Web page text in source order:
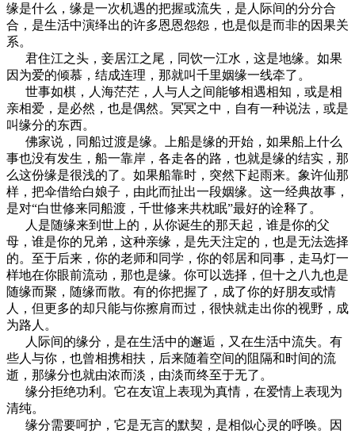
缘是什么，缘是一次机遇的把握或流失，是人际间的分分合
合，是生活中演绎出的许多恩恩怨怨，也是似是而非的因果关
系。
君住江之头，妾居江之尾，同饮一江水，这是地缘。如果
因为爱的倾慕，结成连理，那就叫千里姻缘一线牵了。
世事如棋，人海茫茫，人与人之间能够相遇相知，或是相
亲相爱，是必然，也是偶然。冥冥之中，自有一种说法，或是
叫缘分的东西。
佛家说，同船过渡是缘。上船是缘的开始，如果船上什么
事也没有发生，船一靠岸，各走各的路，也就是缘的结实，那
么这份缘是很浅的了。如果船靠时，突然下起雨来。象许仙那
样，把伞借给白娘子，由此而扯出一段姻缘。这一经典故事，
是对“白世修来同船渡，千世修来共枕眠”最好的诠释了。
人是随缘来到世上的，从你诞生的那天起，谁是你的父
母，谁是你的兄弟，这种亲缘，是先天注定的，也是无法选择
的。至于后来，你的老师和同学，你的邻居和同事，走马灯一
样地在你眼前流动，那也是缘。你可以选择，但十之八九也是
随缘而聚，随缘而散。有的你把握了，成了你的好朋友或情
人，但更多的却只能与你擦肩而过，很快就走出你的视野，成
为路人。
人际间的缘分，是在生活中的邂逅，又在生活中流失。有
些人与你，也曾相携相扶，后来随着空间的阻隔和时间的流
逝，那缘分也就由浓而淡，由淡而终至于无了。
缘分拒绝功利。它在友谊上表现为真情，在爱情上表现为
清纯。
缘分需要呵护，它是无言的默契，是相似心灵的呼唤。因